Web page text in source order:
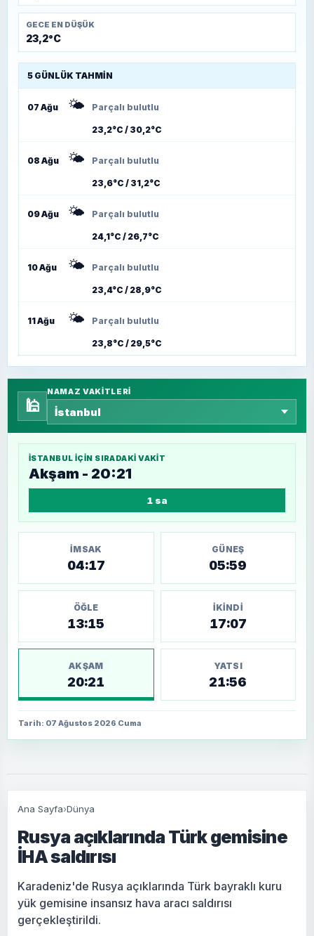
GECE EN DÜŞÜK
23,2°C
5 GÜNLÜK TAHMIN
07 Ağu 🌤️ Parçalı bulutlu
23,2°C / 30,2°C
08 Ağu 🌤️ Parçalı bulutlu
23,6°C / 31,2°C
09 Ağu 🌤️ Parçalı bulutlu
24,1°C / 26,7°C
10 Ağu 🌤️ Parçalı bulutlu
23,4°C / 28,9°C
11 Ağu 🌤️ Parçalı bulutlu
23,8°C / 29,5°C
🕌
NAMAZ VAKITLERI
İSTANBUL IÇIN SIRADAKI VAKIT
Akşam - 20:21
1 sa
İMSAK
04:17
GÜNEŞ
05:59
ÖĞLE
13:15
İKINDI
17:07
AKŞAM
20:21
YATSI
21:56
Tarih: 07 Ağustos 2026 Cuma
Ana Sayfa›Dünya
Rusya açıklarında Türk gemisine
İHA saldırısı
Karadeniz'de Rusya açıklarında Türk bayraklı kuru
yük gemisine insansız hava aracı saldırısı
gerçekleştirildi.